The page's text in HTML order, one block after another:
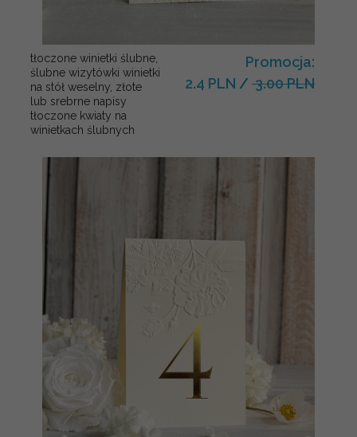
tłoczone winietki ślubne,
ślubne wizytówki winietki
na stół weselny, złote
lub srebrne napisy
tłoczone kwiaty na
winietkach ślubnych
Promocja:
2.4 PLN / 3.00 PLN